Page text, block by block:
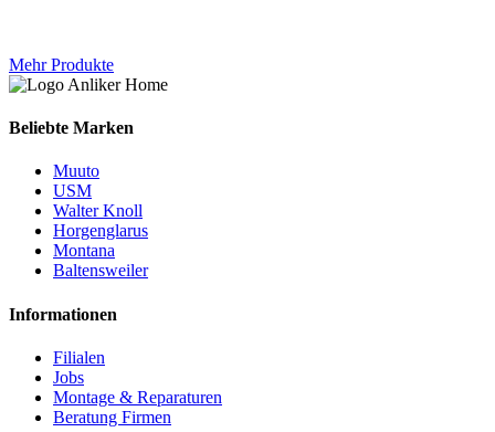
Mehr Produkte
Beliebte Marken
Muuto
USM
Walter Knoll
Horgenglarus
Montana
Baltensweiler
Informationen
Filialen
Jobs
Montage & Reparaturen
Beratung Firmen